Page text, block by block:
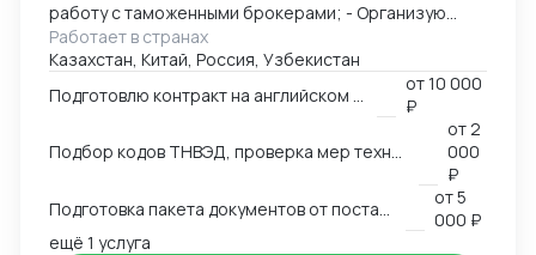
работу с таможенными брокерами; - Организую
сертификацию и взаимодействие с
аккредитованными органами; - Снижаю расходы за
счёт оптимизации логистики и правильного кода; -
Обеспечиваю юридическую чистоту сделок,
точность инвойсов, упаковочных листов, контрактов.
Работает в странах
Казахстан, Китай, Россия, Узбекистан
от10 000
₽
Подбор кодов ТНВЭД, проверка мер технического регулирования, запретов и ограничений
от2
000
₽
от5
000 ₽
ещё 1 услуга